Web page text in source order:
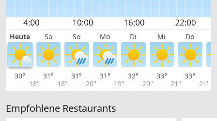
Heute Sa So Mo Di Mi Do
30°
18°
31°
18°
31°
20°
31°
19°
32°
20°
33°
21°
33°
21°
Empfohlene Restaurants